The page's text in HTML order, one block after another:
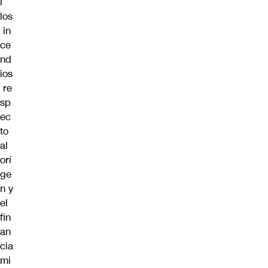
los
in
ce
nd
ios
re
sp
ec
to
al
orí
ge
n y
el
fin
an
cia
mi